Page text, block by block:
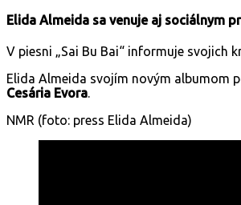
Elida Almeida sa venuje aj sociálnym
V piesni „Sai Bu Bai“ informuje svojich
Elida Almeida svojím novým albumom
Cesária Evora.
NMR (foto: press Elida Almeida)